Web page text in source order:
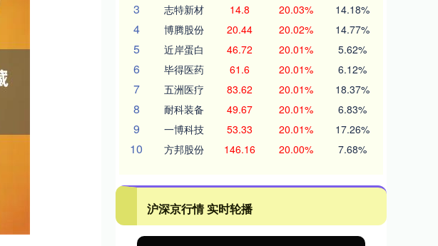
3 志特新材 14.8 20.03% 14.18%
4 博腾股份 20.44 20.02% 14.77%
5 近岸蛋白 46.72 20.01% 5.62%
6 毕得医药 61.6 20.01% 6.12%
7 五洲医疗 83.62 20.01% 18.37%
8 耐科装备 49.67 20.01% 6.83%
9 一博科技 53.33 20.01% 17.26%
10 方邦股份 146.16 20.00% 7.68%
沪深京行情 实时轮播